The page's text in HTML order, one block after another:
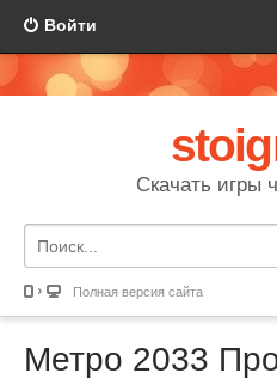
Войти
Скачать игры
Полная версия сайта
Метро 2033